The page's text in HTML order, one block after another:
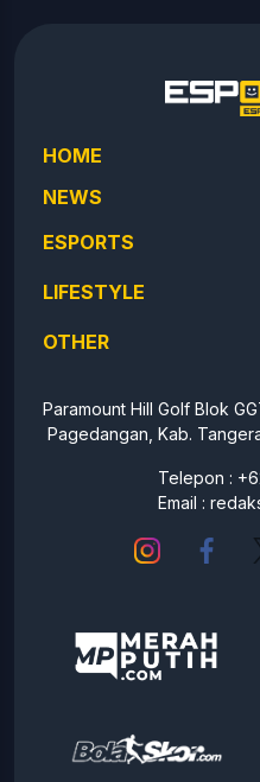
HOME
NEWS
ESPORTS
LIFESTYLE
OTHER
Paramount Hill Golf Blok
Pagedangan, Kab.
Telepon :
Email :